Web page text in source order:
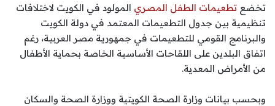
تخضع تطعيمات الطفل المصري المولود في الكويت لاختلافات
تنظيمية بين جدول التطعيمات المعتمد في دولة الكويت
والبرنامج القومي للتطعيمات في جمهورية مصر العربية، رغم
اتفاق البلدين على اللقاحات الأساسية الخاصة بحماية الأطفال
من الأمراض المعدية.
وبحسب بيانات وزارة الصحة الكويتية ووزارة الصحة والسكان